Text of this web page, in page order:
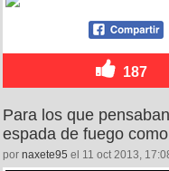
187
Para los que
espada de fuego
por naxete95 el 11 oct 2013,